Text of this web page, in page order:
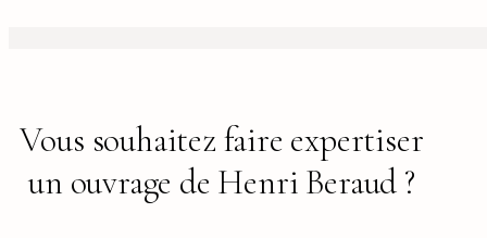
Vous souhaitez faire expertiser
un ouvrage de Henri Beraud ?